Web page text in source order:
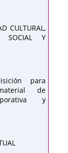
CULTURAL,
SOCIAL Y
para
de
y